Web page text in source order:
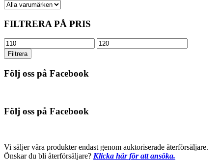
FILTRERA PÅ PRIS
Min
pris
Max
pris
Filtrera
Följ oss på Facebook
Följ oss på Facebook
Vi säljer våra produkter endast genom auktoriserade återförsäljare.
Önskar du bli återförsäljare? Klicka här för att ansöka.